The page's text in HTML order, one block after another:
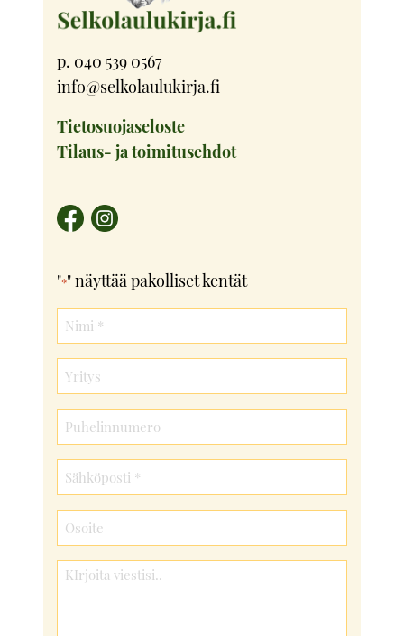
p. 040 539 0567
info@selkolaulukirja.fi
Tietosuojaseloste
Tilaus- ja toimitusehdot
"*" näyttää pakolliset kentät